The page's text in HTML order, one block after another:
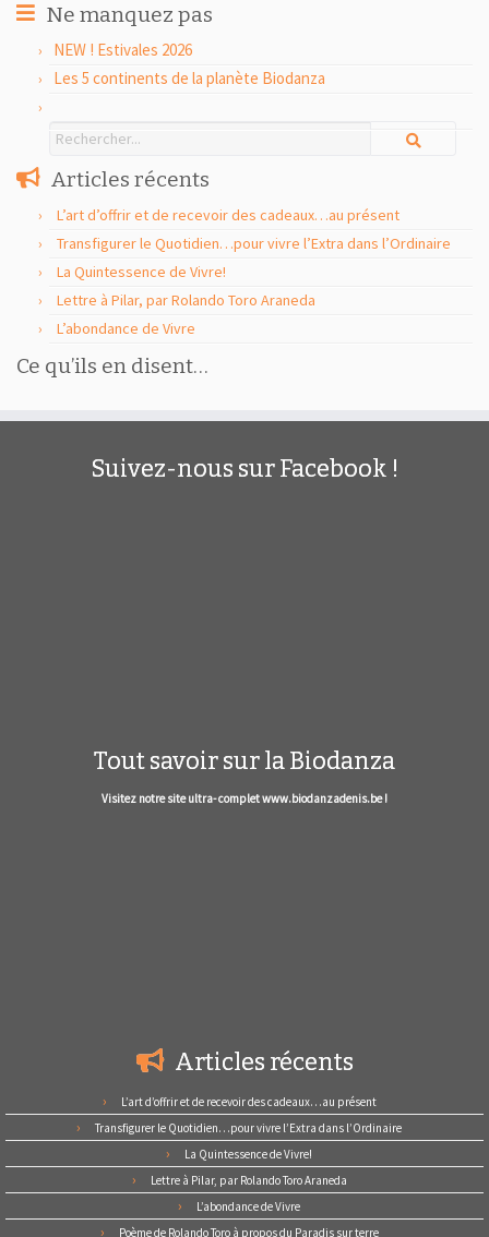
Ne manquez pas
NEW ! Estivales 2026
Les 5 continents de la planète Biodanza
Articles récents
L’art d’offrir et de recevoir des cadeaux…au présent
Transfigurer le Quotidien…pour vivre l’Extra dans l’Ordinaire
La Quintessence de Vivre!
Lettre à Pilar, par Rolando Toro Araneda
L’abondance de Vivre
Ce qu’ils en disent…
Suivez-nous sur Facebook !
Tout savoir sur la Biodanza
Visitez notre site ultra- complet www.biodanzadenis.be !
Articles récents
L’art d’offrir et de recevoir des cadeaux…au présent
Transfigurer le Quotidien…pour vivre l’Extra dans l’Ordinaire
La Quintessence de Vivre!
Lettre à Pilar, par Rolando Toro Araneda
L’abondance de Vivre
Poème de Rolando Toro à propos du Paradis sur terre